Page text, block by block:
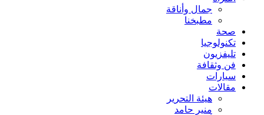
جمال وأناقة
مطبخنا
صحة
تكنولوجيا
تليفزيون
فن وثقافة
سيارات
مقالات
هيئة التحرير
منير حامد